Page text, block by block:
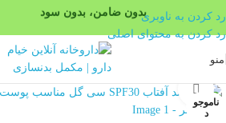
بدون ضامن، بدون سود
رد کردن به ناوبری
رد کردن به محتوای اصلی
منو
ناموجو
د
بزرگنمایی تصویر